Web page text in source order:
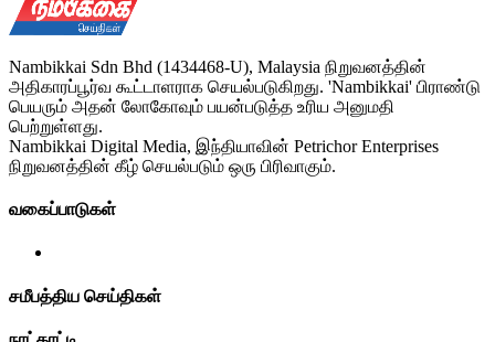
Nambikkai Sdn Bhd (1434468-U), Malaysia நிறுவனத்தின்
அதிகாரப்பூர்வ கூட்டாளராக செயல்படுகிறது. 'Nambikkai' பிராண்டு
பெயரும் அதன் லோகோவும் பயன்படுத்த உரிய அனுமதி
பெற்றுள்ளது.
Nambikkai Digital Media, இந்தியாவின் Petrichor Enterprises
நிறுவனத்தின் கீழ் செயல்படும் ஒரு பிரிவாகும்.
வகைப்பாடுகள்
சமீபத்திய செய்திகள்